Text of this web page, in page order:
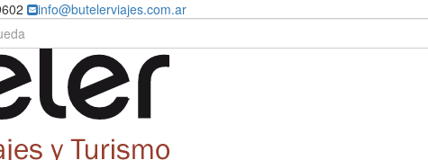
info@butelerviajes.com.ar